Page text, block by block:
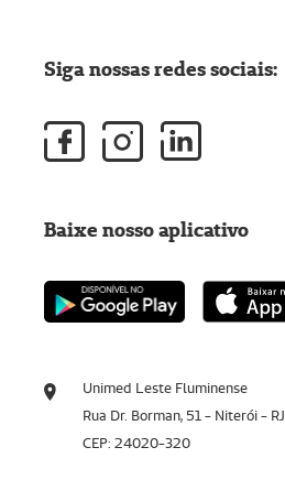
Unimed Leste Fluminense
Rua Dr. Borman, 51 - Niterói - RJ
CEP: 24020-320
Siga nossas redes sociais:
Baixe nosso aplicativo